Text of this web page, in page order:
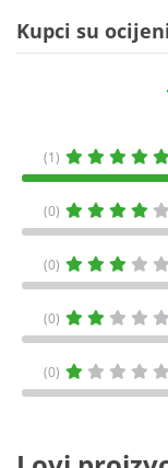
Kupci su
(1)
(0)
(0)
(0)
(0)